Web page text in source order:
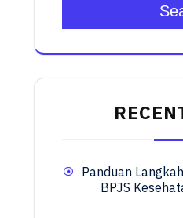
Panduan
BPJS